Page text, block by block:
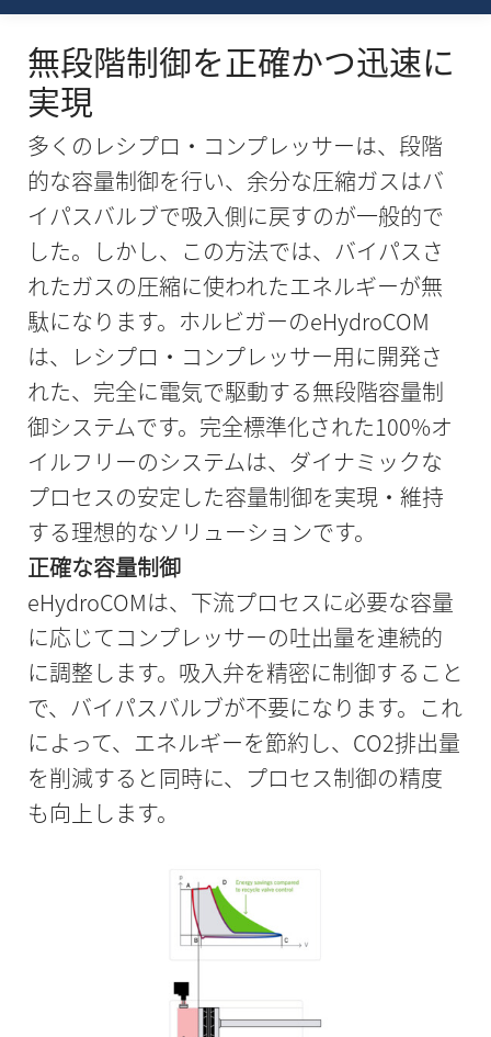
無段階制御を正確かつ迅速に
実現
多くのレシプロ・コンプレッサーは、段階
的な容量制御を行い、余分な圧縮ガスはバ
イパスバルブで吸入側に戻すのが一般的で
した。しかし、この方法では、バイパスさ
れたガスの圧縮に使われたエネルギーが無
駄になります。ホルビガーのeHydroCOM
は、レシプロ・コンプレッサー用に開発さ
れた、完全に電気で駆動する無段階容量制
御システムです。完全標準化された100%オ
イルフリーのシステムは、ダイナミックな
プロセスの安定した容量制御を実現・維持
する理想的なソリューションです。
正確な容量制御
eHydroCOMは、下流プロセスに必要な容量
に応じてコンプレッサーの吐出量を連続的
に調整します。吸入弁を精密に制御すること
で、バイパスバルブが不要になります。これ
によって、エネルギーを節約し、CO2排出量
を削減すると同時に、プロセス制御の精度
も向上します。